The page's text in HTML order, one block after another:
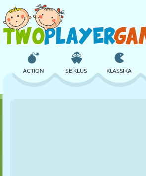
ACTION SEIKLUS KLASSIKA